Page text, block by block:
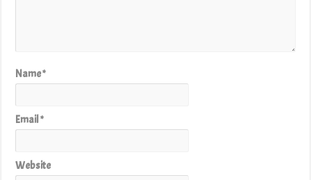
Name*
Email*
Website